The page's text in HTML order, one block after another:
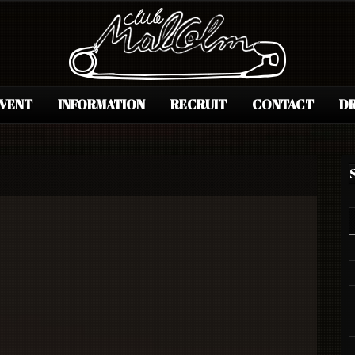
INFORMATION RECRUIT CONTACT